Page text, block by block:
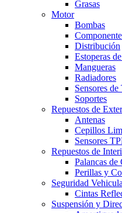
Grasas
Motor
Bombas
Distribución
Estoperas
Mangueras
Radiadores
Sensores de
Soportes
Repuestos de
Antenas
Cepillos
Sensores
Repuestos de
Palancas de
Perillas y
Seguridad
Cintas
Suspensión y